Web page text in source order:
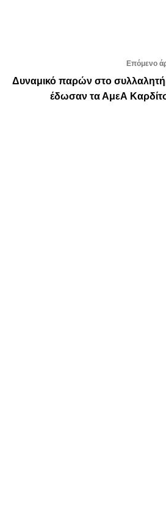
Επόμενο
Δυναμικό παρών στο
έδωσαν τα ΑμεΑ